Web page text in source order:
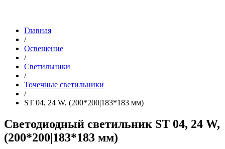
Главная
/
Освещение
/
Светильники
/
Точечные светильники
/
ST 04, 24 W, (200*200|183*183 мм)
Светодиодный светильник ST 04, 24 W,
(200*200|183*183 мм)